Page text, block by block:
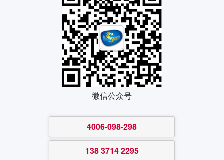
微信公众号
4006-098-298
138 3714 2295